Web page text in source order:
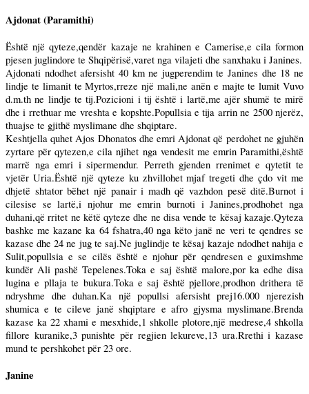
Ajdonat (Paramithi)
Është një qyteze,qendër kazaje ne krahinen e Camerise,e cila formon
pjesen juglindore te Shqipërisë,varet nga vilajeti dhe sanxhaku i Janines.
Ajdonati ndodhet afersisht 40 km ne jugperendim te Janines dhe 18 ne
lindje te limanit te Myrtos,rreze një mali,ne anën e majte te lumit Vuvo
d.m.th ne lindje te tij.Pozicioni i tij është i lartë,me ajër shumë te mirë
dhe i rrethuar me vreshta e kopshte.Popullsia e tija arrin ne 2500 njerëz,
thuajse te gjithë myslimane dhe shqiptare.
Keshtjella quhet Ajos Dhonatos dhe emri Ajdonat që perdohet ne gjuhën
zyrtare për qytezen,e cila njihet nga vendesit me emrin Paramithi,është
marrë nga emri i sipermendur. Perreth gjenden rrenimet e qytetit te
vjetër Uria.Është një qyteze ku zhvillohet mjaf tregeti dhe çdo vit me
dhjetë shtator bëhet një panair i madh që vazhdon pesë ditë.Burnot i
cilesise se lartë,i njohur me emrin burnoti i Janines,prodhohet nga
duhani,që rritet ne këtë qyteze dhe ne disa vende te kësaj kazaje.Qyteza
bashke me kazane ka 64 fshatra,40 nga këto janë ne veri te qendres se
kazase dhe 24 ne jug te saj.Ne juglindje te kësaj kazaje ndodhet nahija e
Sulit,popullsia e se cilës është e njohur për qendresen e guximshme
kundër Ali pashë Tepelenes.Toka e saj është malore,por ka edhe disa
lugina e pllaja te bukura.Toka e saj është pjellore,prodhon drithera të
ndryshme dhe duhan.Ka një popullsi afersisht prej16.000 njerezish
shumica e te cileve janë shqiptare e afro gjysma myslimane.Brenda
kazase ka 22 xhami e mesxhide,1 shkolle plotore,një medrese,4 shkolla
fillore kuranike,3 punishte për regjien lekureve,13 ura.Rrethi i kazase
mund te pershkohet për 23 ore.
Janine